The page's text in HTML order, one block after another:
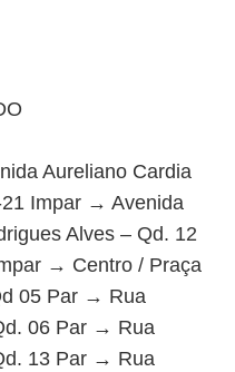
Aureliano Cardia
Impar → Avenida
Alves – Qd. 12
→ Centro / Praça
05 Par → Rua
06 Par → Rua
13 Par → Rua